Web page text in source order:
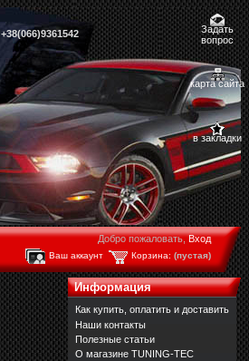
+38(066)9361542
Задать
вопрос
карта сайта
в закладки
Добро пожаловать,Вход
Корзина: (пустая)
Ваш аккаунт
Информация
Как купить, оплатить и доставить
Наши контакты
Полезные статьи
О магазине TUNING-TEC